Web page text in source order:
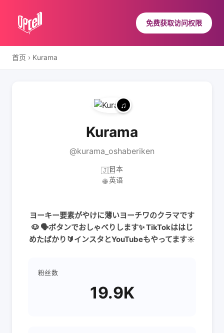
免费获取访问权限
首页 › Kurama
Kurama
@kurama_oshaberiken
🇯🇵日本
🌐 英语
ヨーキー要素がやけに薄いヨーチワのクラマです
🐶 🗣ボタンでおしゃべりします✨ TikTokははじ
めたばかり🔰インスタとYouTubeもやってます☀️
粉丝数
19.9K